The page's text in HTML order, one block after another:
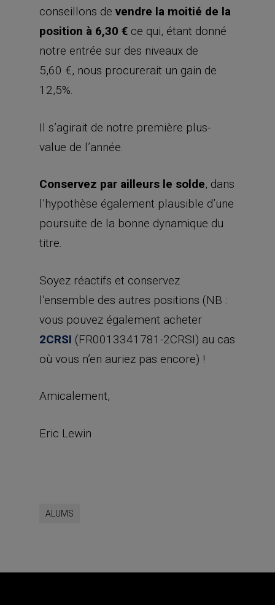
conseillons de vendre la moitié de la
position à 6,30 € ce qui, étant donné
notre entrée sur des niveaux de
5,60 €, nous procurerait un gain de
12,5%.
Il s’agirait de notre première plus-
value de l’année.
Conservez par ailleurs le solde, dans
l’hypothèse également plausible d’une
poursuite de la bonne dynamique du
titre.
Soyez réactifs et conservez
l’ensemble des autres positions (NB :
vous pouvez également acheter
2CRSI (FR0013341781-2CRSI) au cas
où vous n’en auriez pas encore) !
Amicalement,
Eric Lewin
ALUMS